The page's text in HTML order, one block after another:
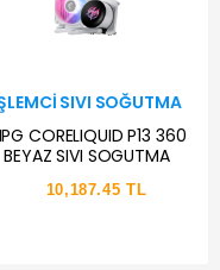
SIVI SOĞUTMA
CORELIQUID P13 360
BEYAZ SIVI SOGUTMA
10,187.45 TL